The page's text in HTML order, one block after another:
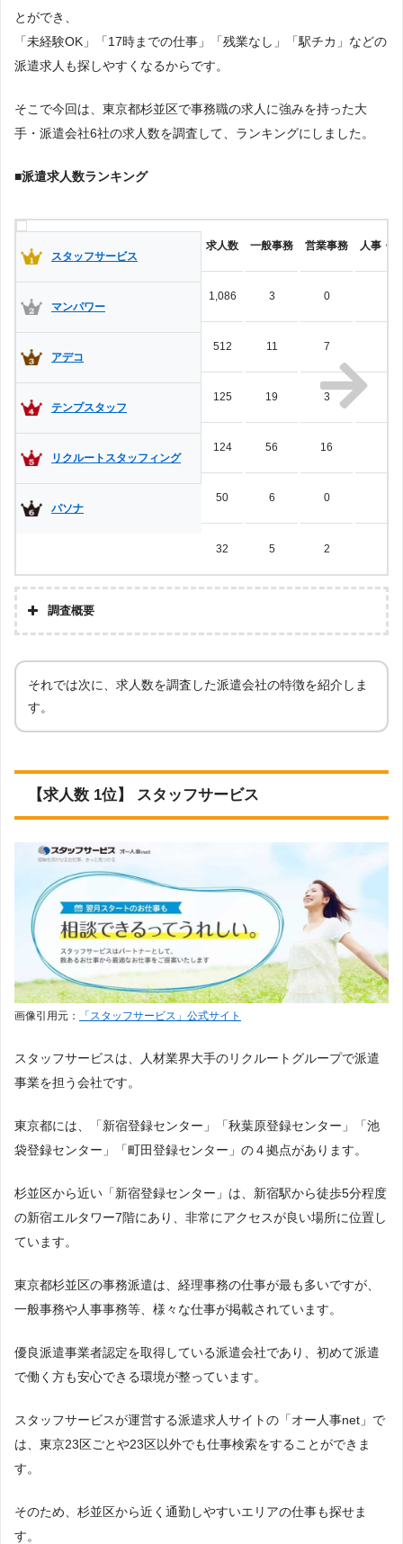
軽作業
看護師（ナース）の短期単発
栄養士 調理師
添乗員・ツアーコンダクター 翻訳・通訳
ブライダルスタッフ パチンコスタッフ
短期バイト・単発バイトの派遣
1日派遣
夜勤
主婦・子育てママ向け
フリーター
住み込み 寮付き
来社不要
紹介予定派遣 事務職・営業職の紹介予定派遣
事務 一般事務 営業事務 経理事務
貿易事務・国際事務 医療事務 大学事務
データ入力 コールセンター
OAインストラクター 秘書 受付
企業受付
とができ、
「未経験OK」「17時までの仕事」「残業なし」「駅チカ」などの
派遣求人も探しやすくなるからです。
そこで今回は、東京都杉並区で事務職の求人に強みを持った大
手・派遣会社6社の求人数を調査して、ランキングにしました。
■派遣求人数ランキング
スタッフサービス
マンパワー
アデコ
テンプスタッフ
リクルートスタッフィング
パソナ
求人数
1,086
512
125
124
50
32
一般事務
3
11
19
56
6
5
営業事務
0
7
3
16
0
2
人事・
調査概要
それでは次に、求人数を調査した派遣会社の特徴を紹介しま
す。
【求人数 1位】 スタッフサービス
画像引用元： 「スタッフサービス」公式サイト
スタッフサービスは、人材業界大手のリクルートグループで派遣
事業を担う会社です。
東京都には、「新宿登録センター」「秋葉原登録センター」「池
袋登録センター」「町田登録センター」の４拠点があります。
杉並区から近い「新宿登録センター」は、新宿駅から徒歩5分程度
の新宿エルタワー7階にあり、非常にアクセスが良い場所に位置し
ています。
東京都杉並区の事務派遣は、経理事務の仕事が最も多いですが、
一般事務や人事事務等、様々な仕事が掲載されています。
優良派遣事業者認定を取得している派遣会社であり、初めて派遣
で働く方も安心できる環境が整っています。
スタッフサービスが運営する派遣求人サイトの「オー人事net」で
は、東京23区ごとや23区以外でも仕事検索をすることができま
す。
そのため、杉並区から近く通勤しやすいエリアの仕事も探せま
す。